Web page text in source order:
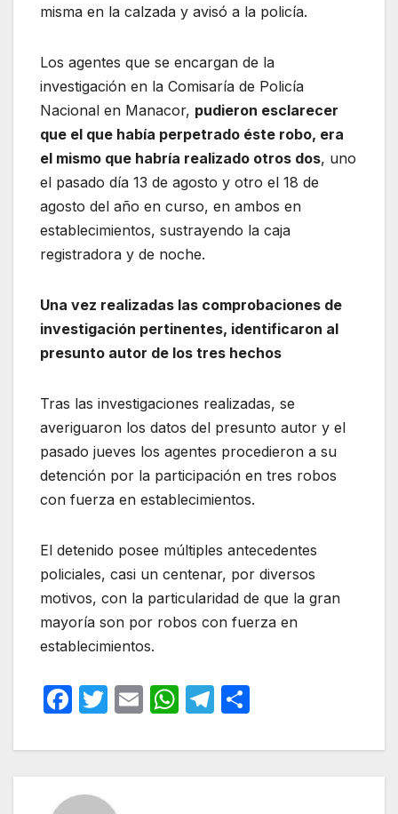
misma en la calzada y avisó a la policía.
Los agentes que se encargan de la
investigación en la Comisaría de Policía
Nacional en Manacor, pudieron esclarecer
que el que había perpetrado éste robo, era
el mismo que habría realizado otros dos, uno
el pasado día 13 de agosto y otro el 18 de
agosto del año en curso, en ambos en
establecimientos, sustrayendo la caja
registradora y de noche.
Una vez realizadas las comprobaciones de
investigación pertinentes, identificaron al
presunto autor de los tres hechos
Tras las investigaciones realizadas, se
averiguaron los datos del presunto autor y el
pasado jueves los agentes procedieron a su
detención por la participación en tres robos
con fuerza en establecimientos.
El detenido posee múltiples antecedentes
policiales, casi un centenar, por diversos
motivos, con la particularidad de que la gran
mayoría son por robos con fuerza en
establecimientos.
F
c
T
itt
E
ail
W
at
T
e m